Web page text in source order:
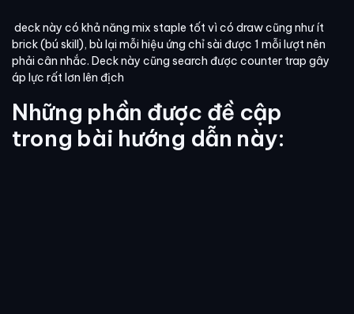
deck này có khả năng mix staple tốt vì có draw cũng như ít
brick (bú skill), bù lại mỗi hiệu ứng chỉ sài được 1 mỗi lượt nên
phải cân nhắc. Deck này cũng search được counter trap gây
áp lực rất lơn lên địch
Những phần được đề cập
trong bài hướng dẫn này: